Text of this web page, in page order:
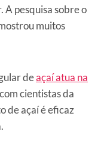
pesquisa sobre o
muitos
deaçaí atua na
cientistas da
de açaí é eficaz